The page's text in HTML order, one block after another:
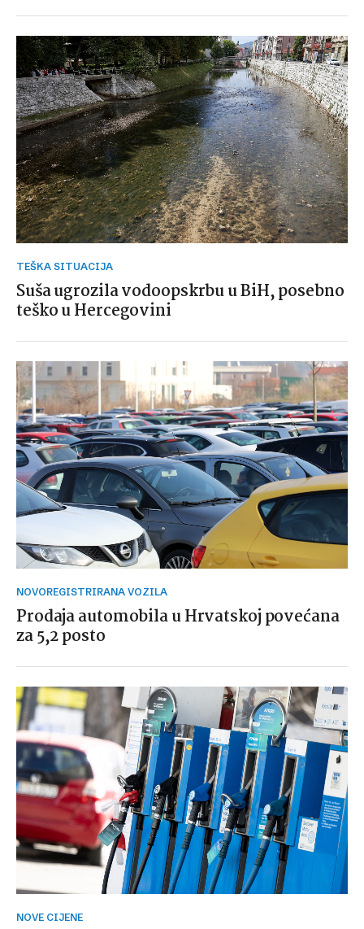
TEŠKA SITUACIJA
Suša ugrozila vodoopskrbu u BiH, posebno
teško u Hercegovini
NOVOREGISTRIRANA VOZILA
Prodaja automobila u Hrvatskoj povećana
za 5,2 posto
NOVE CIJENE